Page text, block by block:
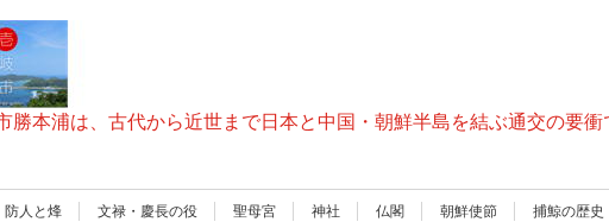
勝本浦は、古代から近世まで日本と中国・朝鮮半島を結ぶ通交の要衝
防人と烽 文禄・慶長の役 聖母宮 神社 仏閣 朝鮮使節 捕鯨の歴史